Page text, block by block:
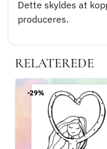
Dette skyldes at
produceres.
RELATEREDE
-29%